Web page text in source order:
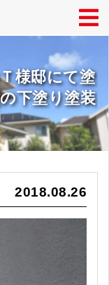
様邸にて塗
下塗り塗装
2018.08.26